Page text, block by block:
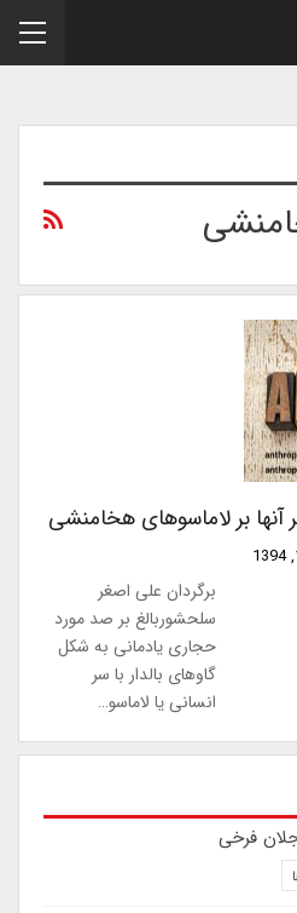
بر لاماسوهای هخامنشی
برگردان علی اصغر
سلحشوربالغ بر صد مورد
حجاری یادمانی به شکل
گاوهای بالدار با سر
انسانی یا لاماسو…
فرخی